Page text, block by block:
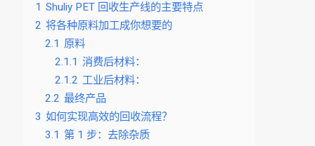
1 Shuliy PET 回收生产线的主要特点
2 将各种原料加工成你想要的
2.1 原料
2.1.1 消费后材料：
2.1.2 工业后材料：
2.2 最终产品
3 如何实现高效的回收流程？
3.1 第 1 步：去除杂质